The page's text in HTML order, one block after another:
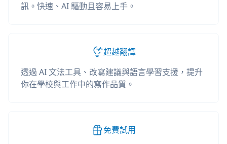
訊。快速、AI 驅動且容易上手。
超越翻譯
透過 AI 文法工具、改寫建議與語言學習支援，提升
你在學校與工作中的寫作品質。
免費試用